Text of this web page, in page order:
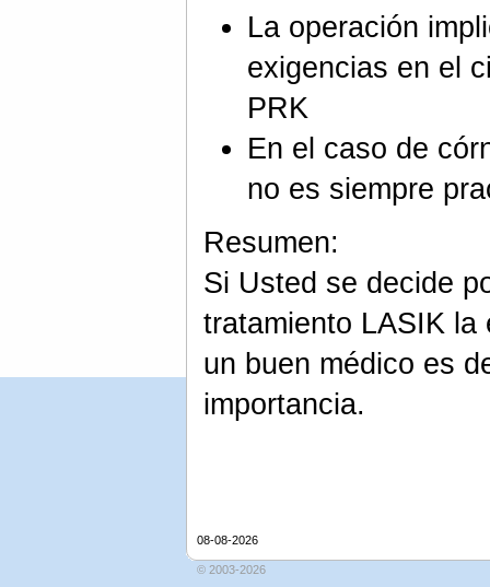
La operación
exigencias en el
PRK
En el caso de
no es siempre
Resumen:
Si Usted se decide
tratamiento LASIK la
un buen médico es
importancia.
08-08-2026
© 2003-2026